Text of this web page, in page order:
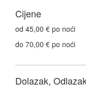
Cijene
od 45,00 € po noći
do 70,00 € po noći
Dolazak,